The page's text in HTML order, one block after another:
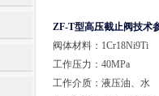
ZF-T型高压截止阀技术
阀体材料：1Cr18Ni9Ti
工作压力：40MPa
工作介质：液压油、水